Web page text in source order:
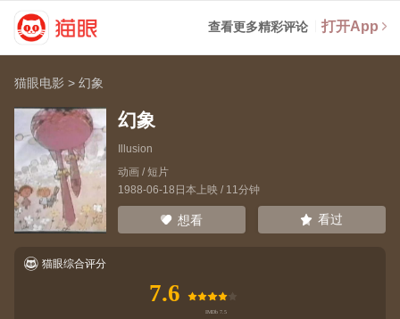
查看更多精彩评论 打开App
猫眼电影 >幻象
幻象
Illusion
动画 / 短片
1988-06-18日本上映 / 11分钟
想看 看过
猫眼综合评分
7.6